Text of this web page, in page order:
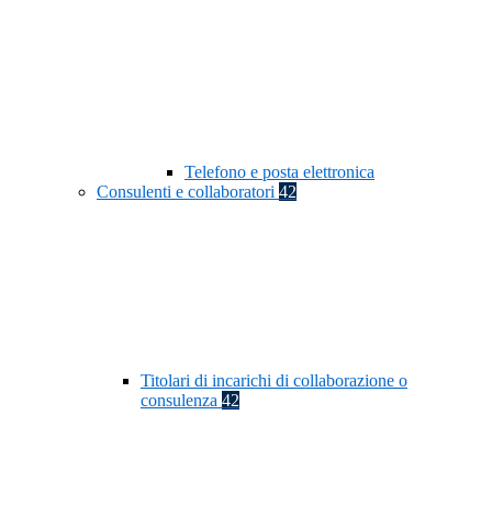
Telefono e posta elettronica
Consulenti e collaboratori 42
Titolari di incarichi di collaborazione o
consulenza 42